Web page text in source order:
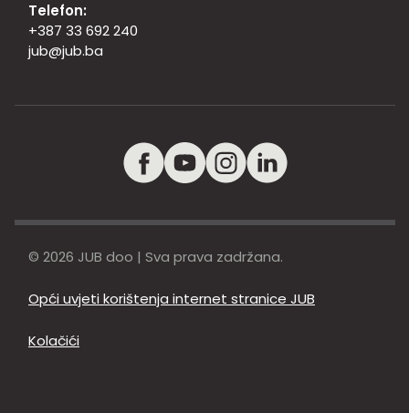
Telefon:
+387 33 692 240
jub@jub.ba
© 2026 JUB doo | Sva prava zadržana.
Opći uvjeti korištenja internet stranice JUB
Kolačići